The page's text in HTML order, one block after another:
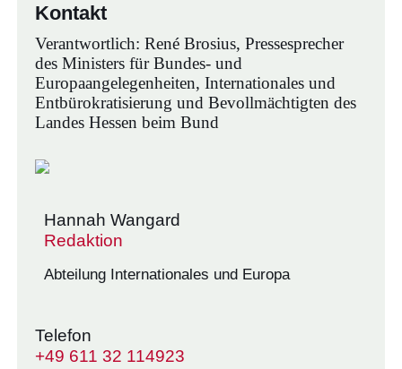
Kontakt
Verantwortlich: René Brosius, Pressesprecher
des Ministers für Bundes- und
Europaangelegenheiten, Internationales und
Entbürokratisierung und Bevollmächtigten des
Landes Hessen beim Bund
Hannah Wangard
Redaktion
Abteilung Internationales und Europa
Telefon
+49 611 32 114923